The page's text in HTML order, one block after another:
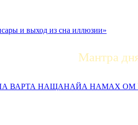
и выход из сна иллюзии»
Мантра
ВАРТА НАЩАНАЙА НАМАХ ОМ